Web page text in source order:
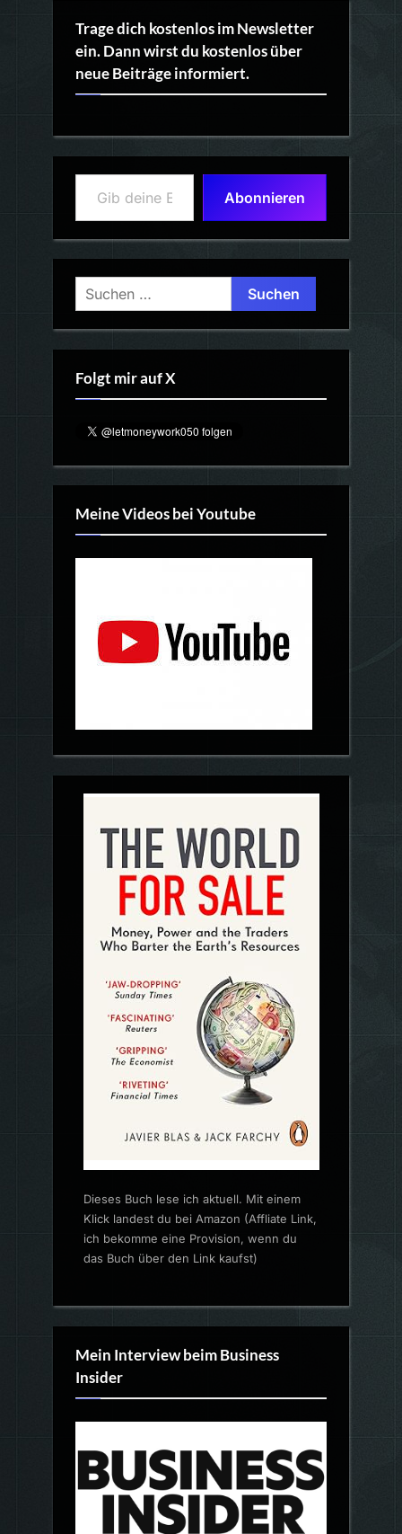
Trage dich kostenlos im Newsletter
ein. Dann wirst du kostenlos über
neue Beiträge informiert.
Gib deine E-Mail-Adresse ein ...
Abonnieren
Suchen
nach:
Folgt mir auf X
Meine Videos bei Youtube
Dieses Buch lese ich aktuell. Mit einem
Klick landest du bei Amazon (Affliate Link,
ich bekomme eine Provision, wenn du
das Buch über den Link kaufst)
Mein Interview beim Business
Insider